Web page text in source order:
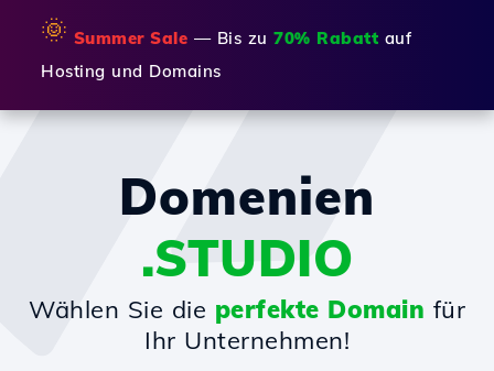
🌞 Summer Sale — Bis zu 70% Rabatt auf
Hosting und Domains
Domenien
.STUDIO
Wählen Sie die perfekte Domain für
Ihr Unternehmen!